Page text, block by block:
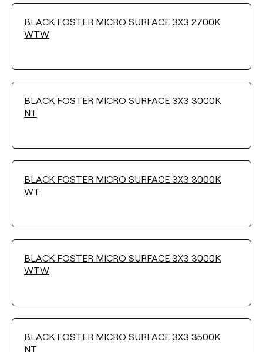
FARBE
Filter reinigen
BLACK FOSTER MICRO SURFACE 3X3 2700K
WTW
BLACK FOSTER MICRO SURFACE 3X3 3000K
NT
BLACK FOSTER MICRO SURFACE 3X3 3000K
WT
BLACK FOSTER MICRO SURFACE 3X3 3000K
WTW
BLACK FOSTER MICRO SURFACE 3X3 3500K
NT